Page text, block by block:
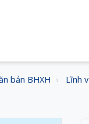
bản BHXH Lĩnh